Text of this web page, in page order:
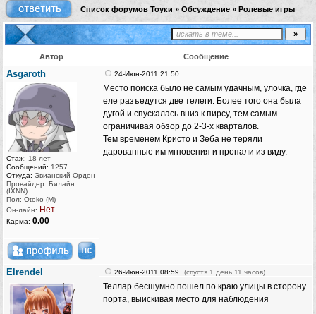
Список форумов Тоуки » Обсуждение » Ролевые игры
Автор Сообщение
Asgaroth
Стаж: 18 лет
Сообщений: 1257
Откуда: Эвианский Орден
Провайдер: Билайн
(IXNN)
Пол: Otoko (M)
Он-лайн: Нет
Карма: 0.00
24-Июн-2011 21:50
Место поиска было не самым удачным, улочка, где
еле разъедутся две телеги. Более того она была
дугой и спускалась вниз к пирсу, тем самым
ограничивая обзор до 2-3-х кварталов.
Тем временем Кристо и Зеба не теряли
дарованные им мгновения и пропали из виду.
Elrendel 26-Июн-2011 08:59 (спустя 1 день 11 часов)
Теллар бесшумно пошел по краю улицы в сторону
порта, выискивая место для наблюдения